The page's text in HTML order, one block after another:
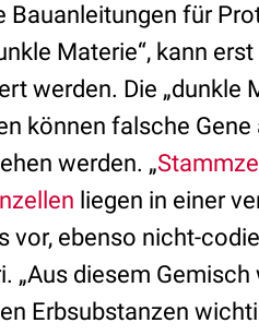
Bauanleitungen für
Materie“, kann
werden. Die „dunkle
können falsche
werden. „
liegen in einer
vor, ebenso nicht-
„Aus diesem
Erbsubstanzen